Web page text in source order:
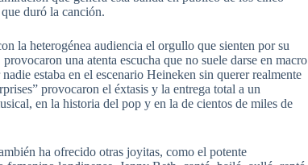
duró la canción.
la heterogénea audiencia el orgullo que sienten por su
una atenta escucha que no suele darse en macro
estaba en el escenario Heineken sin querer realmente
provocaron el éxtasis y la entrega total a un
en la historia del pop y en la de cientos de miles de
ha ofrecido otras joyitas, como el potente